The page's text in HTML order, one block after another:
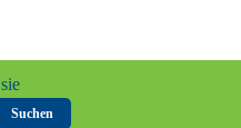
Suchen